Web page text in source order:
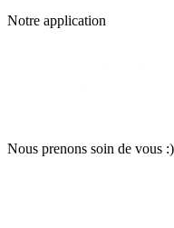
Notre application
Nous prenons soin de vous :)